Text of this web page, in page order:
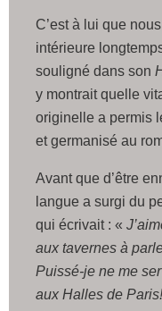
C’est à lui que
intérieure
souligné dans son
y montrait quelle
originelle a permis
et germanisé au
Avant que d’être
langue a surgi du
qui écrivait : «
aux tavernes à
Puissé-je ne me
aux Halles de Paris!